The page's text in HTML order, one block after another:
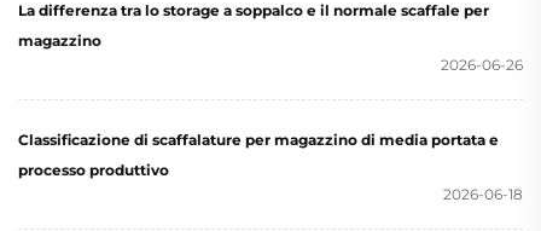
La differenza tra lo storage a soppalco e il normale scaffale per
magazzino
2026-06-26
Classificazione di scaffalature per magazzino di media portata e
processo produttivo
2026-06-18